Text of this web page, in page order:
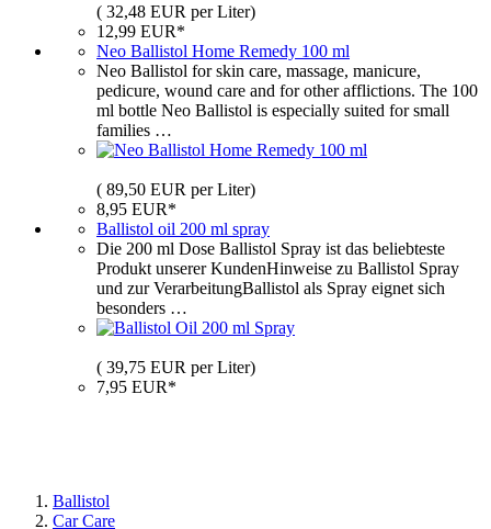
( 32,48 EUR per Liter)
12,99 EUR*
Neo Ballistol Home Remedy 100 ml
Neo Ballistol for skin care, massage, manicure,
pedicure, wound care and for other afflictions. The 100
ml bottle Neo Ballistol is especially suited for small
families …
( 89,50 EUR per Liter)
8,95 EUR*
Ballistol oil 200 ml spray
Die 200 ml Dose Ballistol Spray ist das beliebteste
Produkt unserer KundenHinweise zu Ballistol Spray
und zur VerarbeitungBallistol als Spray eignet sich
besonders …
( 39,75 EUR per Liter)
7,95 EUR*
Ballistol
Car Care